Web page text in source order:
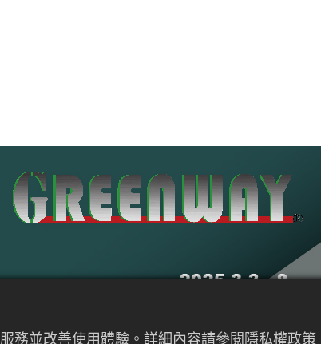
務並改善使用體驗。詳細內容請參閱隱私權政